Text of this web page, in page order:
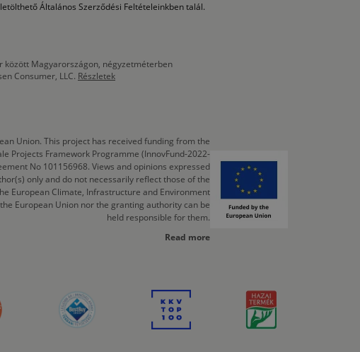
Általános Szerződési Feltételeinkben talál.
között Magyarországon, négyzetméterben
Consumer, LLC. Részletek
Union. This project has received funding from the
Projects Framework Programme (InnovFund-2022-
No 101156968. Views and opinions expressed
only and do not necessarily reflect those of the
European Climate, Infrastructure and Environment
European Union nor the granting authority can be
held responsible for them.
Read more